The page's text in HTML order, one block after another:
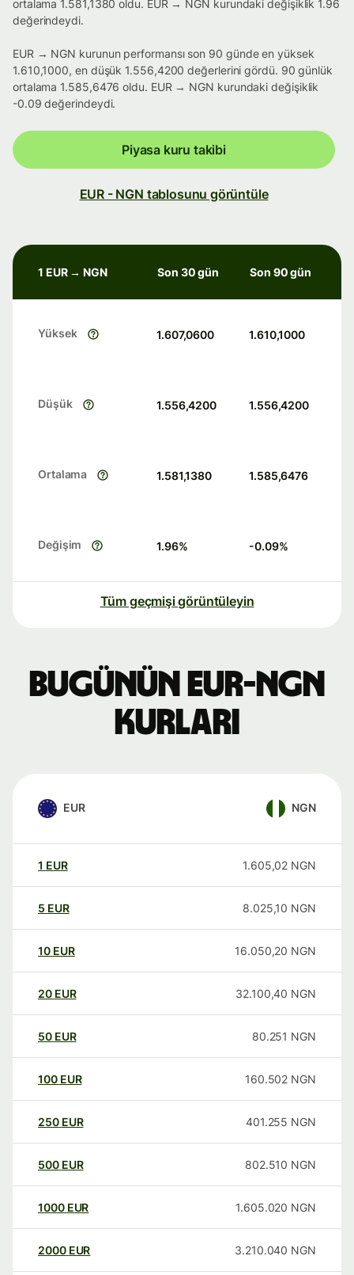
ortalama 1.581,1380 oldu. EUR → NGN kurundaki değişiklik 1.96
değerindeydi.
EUR → NGN kurunun performansı son 90 günde en yüksek
1.610,1000, en düşük 1.556,4200 değerlerini gördü. 90 günlük
ortalama 1.585,6476 oldu. EUR → NGN kurundaki değişiklik
-0.09 değerindeydi.
Piyasa kuru takibi
EUR - NGN tablosunu görüntüle
1 EUR → NGN Son 30 gün Son 90 gün
Yüksek 1.607,0600 1.610,1000
Düşük 1.556,4200 1.556,4200
Ortalama 1.581,1380 1.585,6476
Değişim 1.96% -0.09%
Tüm geçmişi görüntüleyin
Bugünün EUR-NGN
kurları
EUR NGN
1 EUR 1.605,02 NGN
5 EUR 8.025,10 NGN
10 EUR 16.050,20 NGN
20 EUR 32.100,40 NGN
50 EUR 80.251 NGN
100 EUR 160.502 NGN
250 EUR 401.255 NGN
500 EUR 802.510 NGN
1000 EUR 1.605.020 NGN
2000 EUR 3.210.040 NGN